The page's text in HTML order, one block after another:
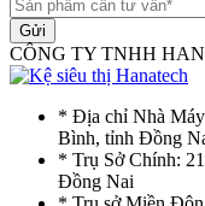
Gửi
CÔNG TY TNHH
* Địa chỉ Nhà
Bình, tỉnh Đồng
* Trụ Sở Chính:
Đồng Nai